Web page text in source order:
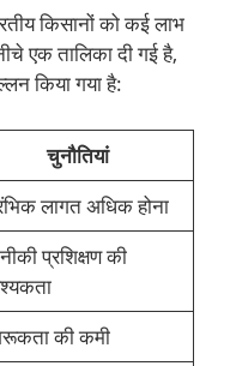
किसानों को कई लाभ
एक तालिका दी गई है,
किया गया है:
चुनौतियां
लागत अधिक होना
प्रशिक्षण की
की कमी